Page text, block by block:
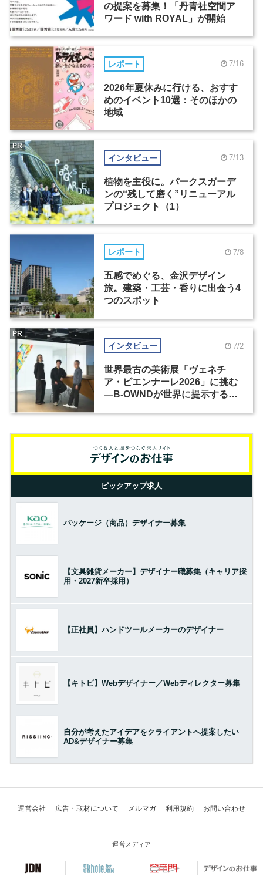
の提案を募集！「丹青社空間ア
ワード with ROYAL」が開始
レポート 7/16
2026年夏休みに行ける、おすす
めのイベント10選：そのほかの
地域
インタビュー 7/13
植物を主役に。パークスガーデ
ンの“残して磨く”リニューアル
プロジェクト（1）
PR
レポート 7/8
五感でめぐる、金沢デザイン
旅。建築・工芸・香りに出会う4
つのスポット
インタビュー 7/2
世界最古の美術展「ヴェネチ
ア・ビエンナーレ2026」に挑む
―B-OWNDが世界に提示する美
PR
ピックアップ求人
パッケージ（商品）デザイナー募集
【文具雑貨メーカー】デザイナー職募集（キャリア採
用・2027新卒採用）
【正社員】ハンドツールメーカーのデザイナー
【キトビ】Webデザイナー／Webディレクター募集
自分が考えたアイデアをクライアントへ提案したい
AD&デザイナー募集
運営会社 広告・取材について メルマガ 利用規約 お問い合わせ
運営メディア